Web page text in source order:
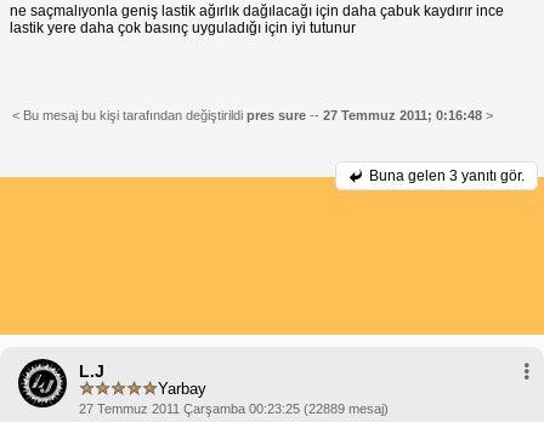
ne saçmalıyonla geniş lastik ağırlık dağılacağı için daha çabuk kaydırır ince
lastik yere daha çok basınç uyguladığı için iyi tutunur
< Bu mesaj bu kişi tarafından değiştirildi pres sure -- 27 Temmuz 2011; 0:16:48 >
Buna gelen 3 yanıtı gör.
L.J
Yarbay
27 Temmuz 2011 Çarşamba 00:23:25 (22889 mesaj)